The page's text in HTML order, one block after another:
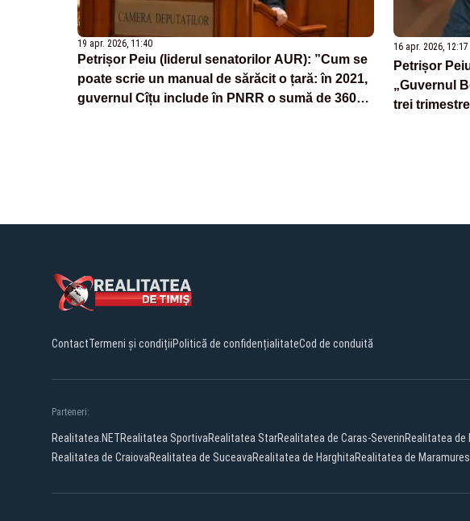
19 apr. 2026, 11:40
Petrișor Peiu (liderul senatorilor AUR): ”Cum se
poate scrie un manual de sărăcit o țară: în 2021,
guvernul Cîțu include în PNRR o sumă de 360
16 apr. 2026, 12:17
Petrișor
„Guvernul
trei
ContactTermeni și condițiiPolitică de confidențialitateCod de conduită
Parteneri:
Realitatea.NETRealitatea SportivaRealitatea StarRealitatea de Caras-SeverinRealitatea de
Realitatea de CraiovaRealitatea de SuceavaRealitatea de HarghitaRealitatea de Maramures